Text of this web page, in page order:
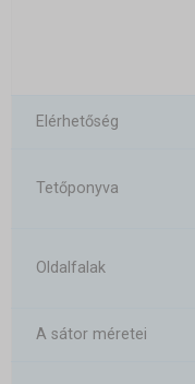
Elérhetőség
Tetőponyva
Oldalfalak
A sátor méretei